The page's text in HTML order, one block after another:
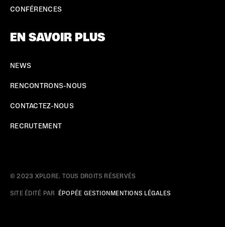
CONFÉRENCES
EN SAVOIR PLUS
NEWS
RENCONTRONS-NOUS
CONTACTEZ-NOUS
RECRUTEMENT
© 2023 XPLORE. TOUS DROITS RÉSERVÉS
SITE ÉDITÉ PAR ÉPOPÉE GESTION MENTIONS LÉGALES